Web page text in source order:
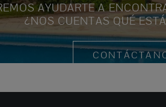
AYUDARTE A
¿NOS CUENTAS QUÉ